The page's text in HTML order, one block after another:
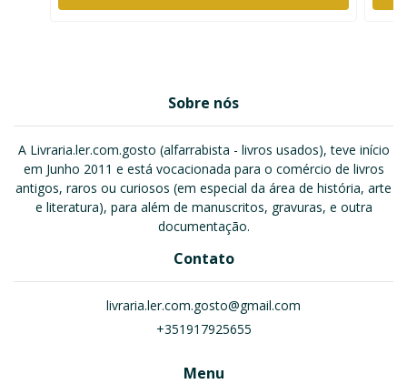
Sobre nós
A Livraria.ler.com.gosto (alfarrabista - livros usados), teve início
em Junho 2011 e está vocacionada para o comércio de livros
antigos, raros ou curiosos (em especial da área de história, arte
e literatura), para além de manuscritos, gravuras, e outra
documentação.
Contato
livraria.ler.com.gosto@gmail.com
+351917925655
Menu